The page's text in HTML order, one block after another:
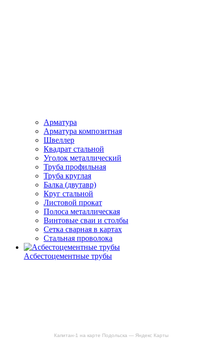
Капитан-1 на карте Подольска — Яндекс Карты
Арматура
Арматура композитная
Швеллер
Квадрат стальной
Уголок металлический
Труба профильная
Труба круглая
Балка (двутавр)
Круг стальной
Листовой прокат
Полоса металлическая
Винтовые сваи и столбы
Сетка сварная в картах
Стальная проволока
Асбестоцементные трубы